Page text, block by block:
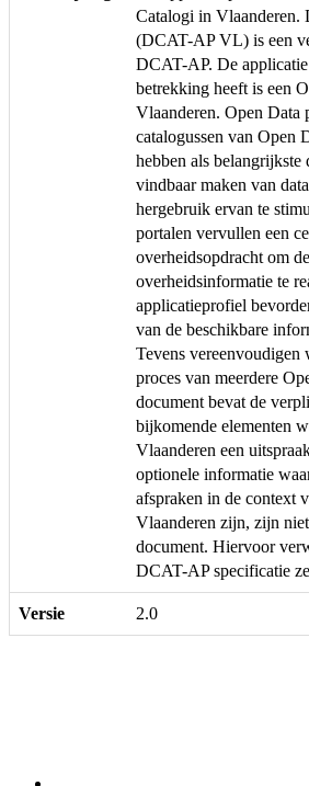
Catalogi in Vlaanderen.
(DCAT-AP VL) is een
DCAT-AP. De
betrekking heeft is een
Vlaanderen. Open Data
catalogussen van Open
hebben als belangrijkste
vindbaar maken van
hergebruik ervan te
portalen vervullen een
overheidsopdracht om
overheidsinformatie te
applicatieprofiel
van de beschikbare
Tevens vereenvoudigen
proces van meerdere
document bevat de
bijkomende elementen
Vlaanderen een
optionele informatie
afspraken in de context
Vlaanderen zijn, zijn
document. Hiervoor
DCAT-AP specificatie
Versie 2.0